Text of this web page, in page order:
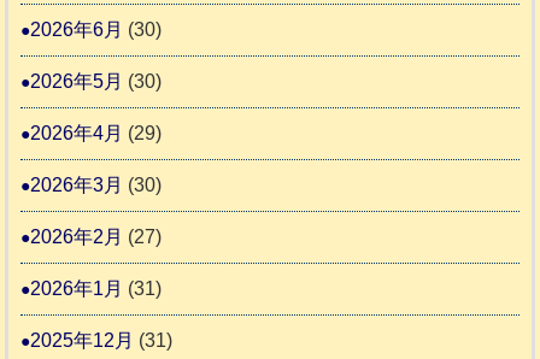
進
会
2
ゃ
っ
間
2026年6月 (30)
2026年5月 (30)
2026年4月 (29)
2026年3月 (30)
2026年2月 (27)
2026年1月 (31)
2025年12月 (31)